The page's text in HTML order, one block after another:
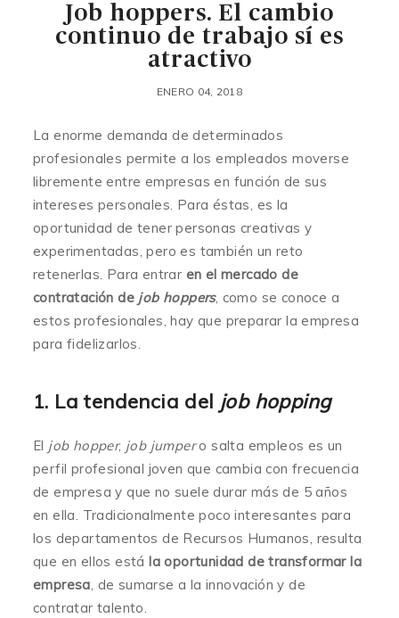
Job hoppers. El cambio
continuo de trabajo sí es
atractivo
ENERO 04, 2018
La enorme demanda de determinados
profesionales permite a los empleados moverse
libremente entre empresas en función de sus
intereses personales. Para éstas, es la
oportunidad de tener personas creativas y
experimentadas, pero es también un reto
retenerlas. Para entrar en el mercado de
contratación de job hoppers, como se conoce a
estos profesionales, hay que preparar la empresa
para fidelizarlos.
1. La tendencia del job hopping
El job hopper, job jumpero salta empleos es un
perfil profesional joven que cambia con frecuencia
de empresa y que no suele durar más de 5 años
en ella. Tradicionalmente poco interesantes para
los departamentos de Recursos Humanos, resulta
que en ellos está la oportunidad de transformar la
empresa, de sumarse a la innovación y de
contratar talento.